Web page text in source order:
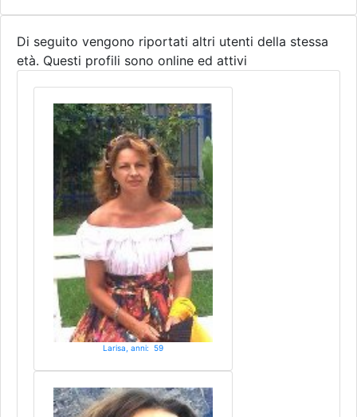
Di seguito vengono riportati altri utenti della stessa
età. Questi profili sono online ed attivi
Larisa, anni: 59